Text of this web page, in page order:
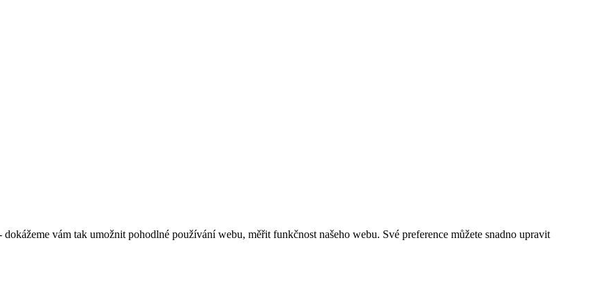
vám tak umožnit pohodlné používání webu, měřit funkčnost našeho webu. Své preference můžete snadno upravit